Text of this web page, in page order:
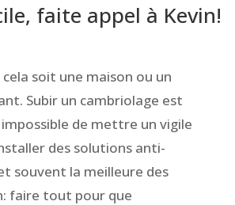
faite appel à Kevin!
soit une maison ou un
Subir un cambriolage est
de mettre un vigile
des solutions anti-
souvent la meilleure des
faire tout pour que